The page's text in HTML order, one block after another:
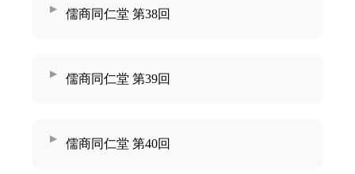
儒商同仁堂 第38回
儒商同仁堂 第39回
儒商同仁堂 第40回